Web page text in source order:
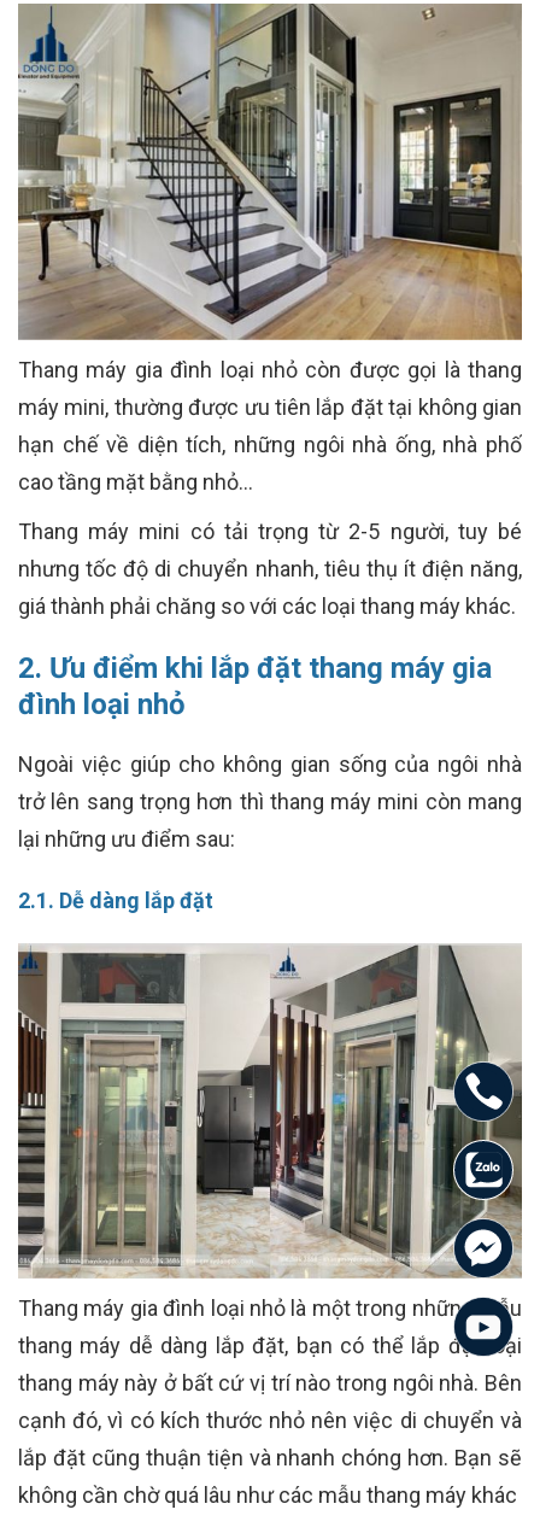
Thang máy gia đình loại nhỏ còn được gọi là thang
máy mini, thường được ưu tiên lắp đặt tại không gian
hạn chế về diện tích, những ngôi nhà ống, nhà phố
cao tầng mặt bằng nhỏ…
Thang máy mini có tải trọng từ 2-5 người, tuy bé
nhưng tốc độ di chuyển nhanh, tiêu thụ ít điện năng,
giá thành phải chăng so với các loại thang máy khác.
2. Ưu điểm khi lắp đặt thang máy gia
đình loại nhỏ
Ngoài việc giúp cho không gian sống của ngôi nhà
trở lên sang trọng hơn thì thang máy mini còn mang
lại những ưu điểm sau:
2.1. Dễ dàng lắp đặt
Thang máy gia đình loại nhỏ là một trong những mẫu
thang máy dễ dàng lắp đặt, bạn có thể lắp đặt loại
thang máy này ở bất cứ vị trí nào trong ngôi nhà. Bên
cạnh đó, vì có kích thước nhỏ nên việc di chuyển và
lắp đặt cũng thuận tiện và nhanh chóng hơn. Bạn sẽ
không cần chờ quá lâu như các mẫu thang máy khác